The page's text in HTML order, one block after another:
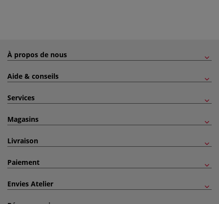
À propos de nous
Aide & conseils
Services
Magasins
Livraison
Paiement
Envies Atelier